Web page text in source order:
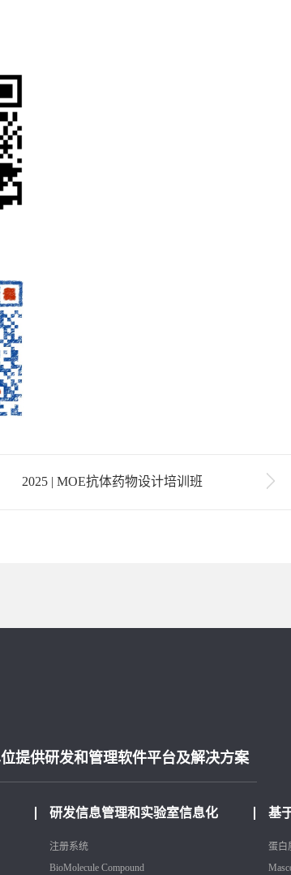
2025 | MOE抗体药物设计培训班
提供研发和管理软件平台及解决方案
研发信息管理和实验室信息化
注册系统
BioMolecule Compound
基
蛋白